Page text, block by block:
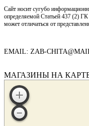
Сайт носит сугубо
определяемой Статьей 437 (2)
может отличаться от
EMAIL: ZAB-
МАГАЗИНЫ НА